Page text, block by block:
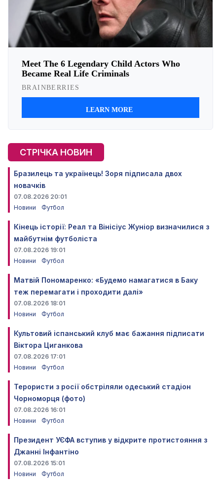
СТРІЧКА НОВИН
Бразилець та українець! Зоря підписала двох
новачків
07.08.2026 20:01
Новини
Футбол
Кінець історії: Реал та Вінісіус Жуніор визначилися з
майбутнім футболіста
07.08.2026 19:01
Новини
Футбол
Матвій Пономаренко: «Будемо намагатися в Баку
теж перемагати і проходити далі»
07.08.2026 18:01
Новини
Футбол
Культовий іспанський клуб має бажання підписати
Віктора Циганкова
07.08.2026 17:01
Новини
Футбол
Терористи з росії обстріляли одеський стадіон
Чорноморця (фото)
07.08.2026 16:01
Новини
Футбол
Президент УЄФА вступив у відкрите протистояння з
Джанні Інфантіно
07.08.2026 15:01
Новини
Футбол